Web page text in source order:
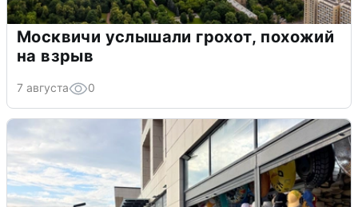
Москвичи услышали грохот, похожий
на взрыв
7 августа 0